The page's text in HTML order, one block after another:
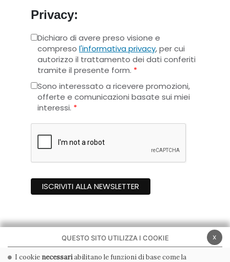
Privacy:
Dichiaro di avere preso visione e
compreso
l'informativa privacy, per cui
autorizzo il trattamento dei dati conferiti
tramite il presente form. *
Sono interessato a ricevere promozioni,
offerte e comunicazioni basate sui miei
interessi. *
x
QUESTO SITO UTILIZZA I COOKIE
I cookie necessariabilitano le funzioni di base come la